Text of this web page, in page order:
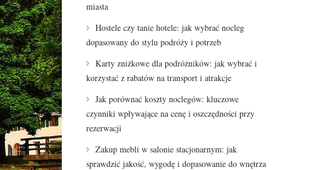
miasta
Hostele czy tanie hotele: jak wybrać nocleg
dopasowany do stylu podróży i potrzeb
Karty zniżkowe dla podróżników: jak wybrać i
korzystać z rabatów na transport i atrakcje
Jak porównać koszty noclegów: kluczowe
czynniki wpływające na cenę i oszczędności przy
rezerwacji
Zakup mebli w salonie stacjonarnym: jak
sprawdzić jakość, wygodę i dopasowanie do wnętrza